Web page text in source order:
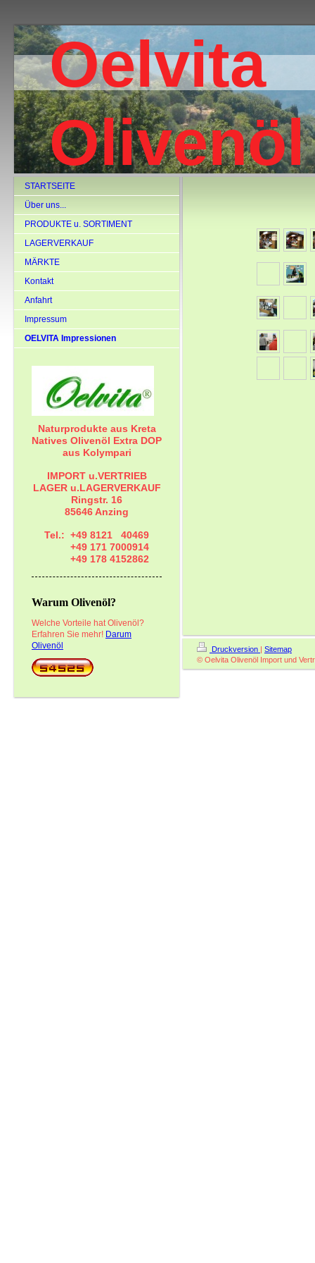
Oelvita
STARTSEITE
Über uns...
PRODUKTE u. SORTIMENT
LAGERVERKAUF
MÄRKTE
Kontakt
Anfahrt
Impressum
OELVITA Impressionen
Naturprodukte aus Kreta
Natives Olivenöl Extra DOP
aus Kolympari
IMPORT u.VERTRIEB
LAGER u.LAGERVERKAUF
Ringstr. 16
85646 Anzing
Tel.: +49 8121 40469
+49 171 7000914
+49 178 4152862
Warum Olivenöl?
Welche Vorteile hat Olivenöl?
Erfahren Sie mehr! Darum
Olivenöl
Druckversion | Sitemap
© Oelvita Olivenöl Import und